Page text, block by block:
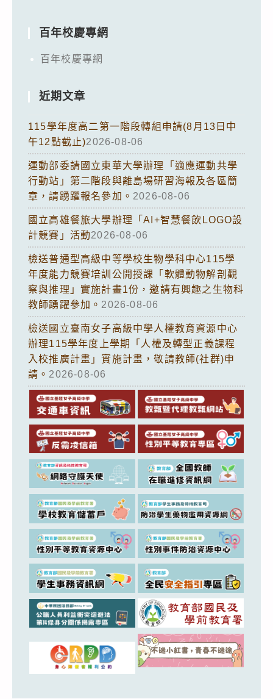
百年校慶專網
百年校慶專網
近期文章
115學年度高二第一階段轉組申請(8月13日中
午12點截止)2026-08-06
運動部委請國立東華大學辦理「適應運動共學
行動站」第二階段與離島場研習海報及各區簡
章，請踴躍報名參加。 2026-08-06
國立高雄餐旅大學辦理「AI+智慧餐飲LOGO設
計競賽」活動2026-08-06
檢送普通型高級中等學校生物學科中心115學
年度能力競賽培訓公開授課「軟體動物解剖觀
察與推理」實施計畫1份，邀請有興趣之生物科
教師踴躍參加。 2026-08-06
檢送國立臺南女子高級中學人權教育資源中心
辦理115學年度上學期「人權及轉型正義課程
入校推廣計畫」實施計畫，敬請教師(社群)申
請。 2026-08-06